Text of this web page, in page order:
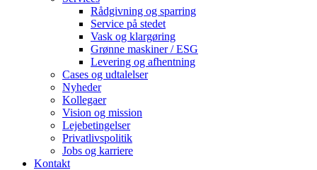
Rådgivning og sparring
Service på stedet
Vask og klargøring
Grønne maskiner / ESG
Levering og afhentning
Cases og udtalelser
Nyheder
Kollegaer
Vision og mission
Lejebetingelser
Privatlivspolitik
Jobs og karriere
Kontakt